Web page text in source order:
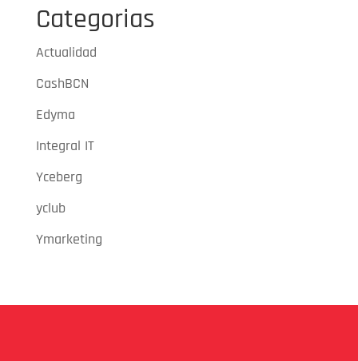
Categorias
Actualidad
CashBCN
Edyma
Integral IT
Yceberg
yclub
Ymarketing